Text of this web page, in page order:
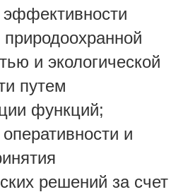
и экологической
путем
функций;
и
решений за счет